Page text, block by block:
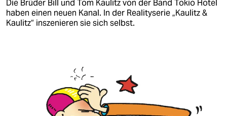
Die Brüder Bill und Tom Kaulitz von der Band Tokio Hotel
haben einen neuen Kanal. In der Realityserie „Kaulitz &
Kaulitz“ inszenieren sie sich selbst.